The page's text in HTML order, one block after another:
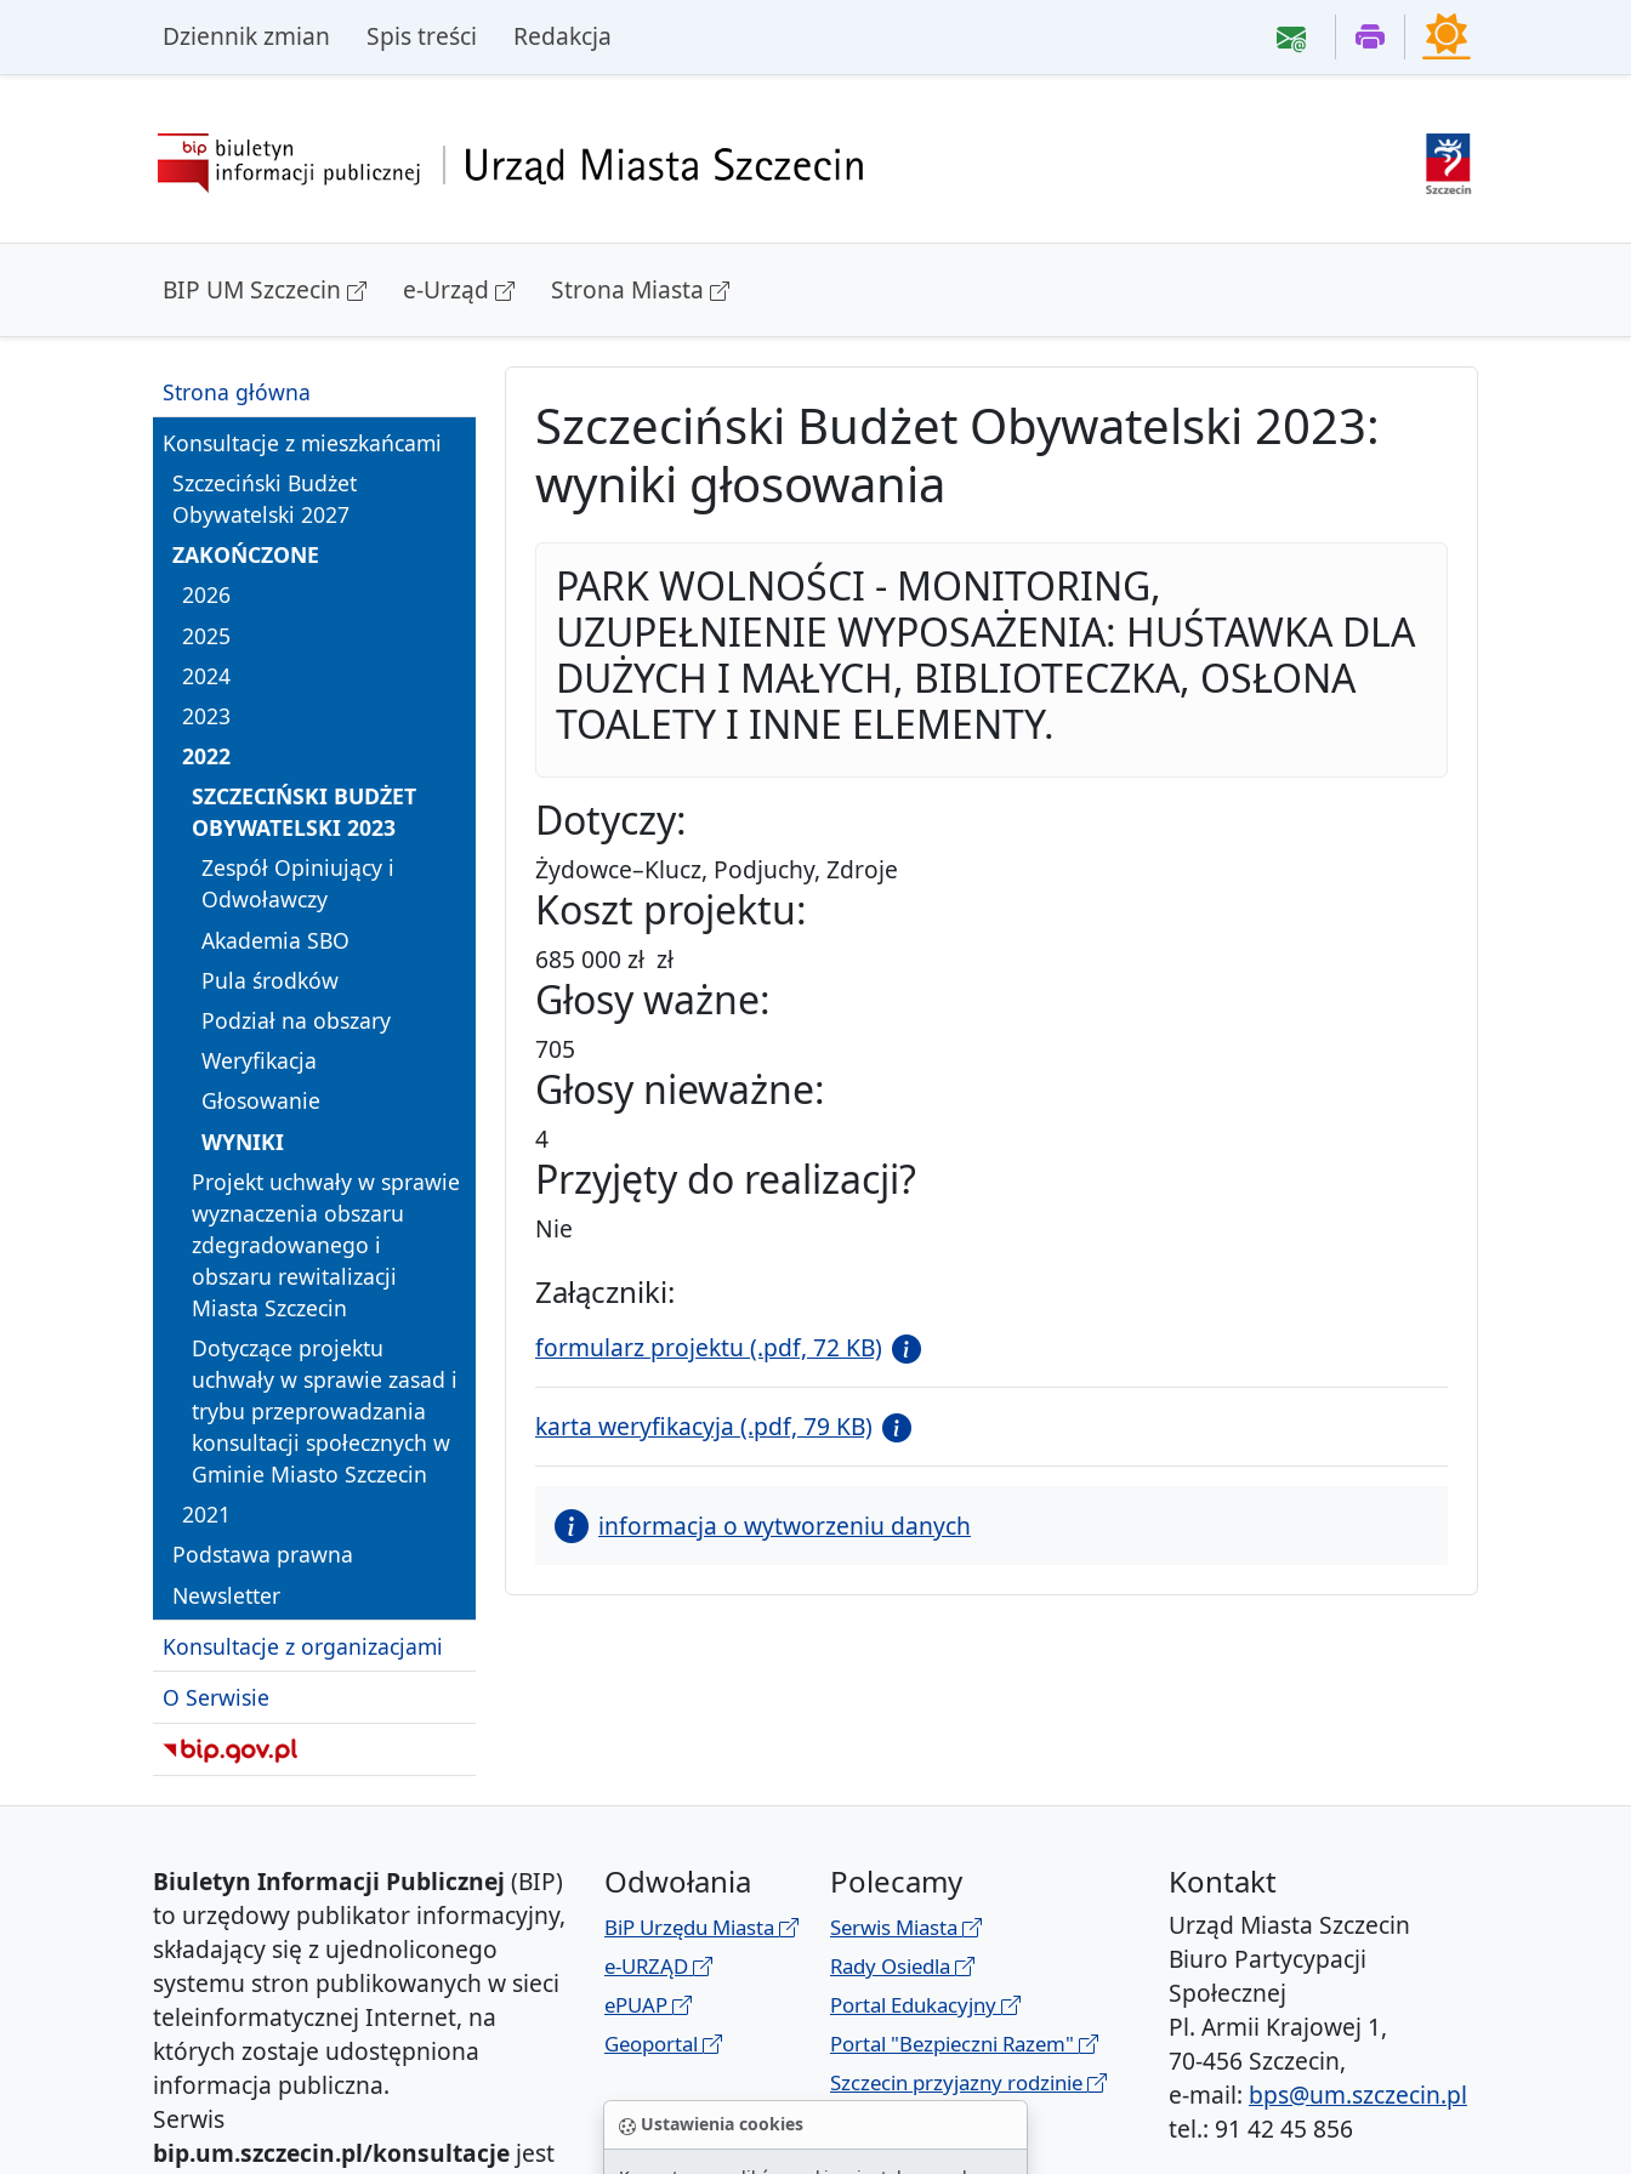
przejdź do głównego menu przejdź do treści
Ustawienia cookies
Dziennik zmian Spis treści Redakcja
BIP UM Szczecin e-Urząd Strona Miasta
Strona główna
Konsultacje z mieszkańcami
Szczeciński Budżet
Obywatelski 2027
ZAKOŃCZONE
2026
2025
2024
2023
2022
SZCZECIŃSKI BUDŻET
OBYWATELSKI 2023
Zespół Opiniujący i
Odwoławczy
Akademia SBO
Pula środków
Podział na obszary
Weryfikacja
Głosowanie
WYNIKI
Projekt uchwały w sprawie
wyznaczenia obszaru
zdegradowanego i
obszaru rewitalizacji
Miasta Szczecin
Dotyczące projektu
uchwały w sprawie zasad i
trybu przeprowadzania
konsultacji społecznych w
Gminie Miasto Szczecin
2021
Podstawa prawna
Newsletter
Konsultacje z organizacjami
O Serwisie
Szczeciński Budżet Obywatelski 2023:
wyniki głosowania
PARK WOLNOŚCI - MONITORING,
UZUPEŁNIENIE WYPOSAŻENIA: HUŚTAWKA DLA
DUŻYCH I MAŁYCH, BIBLIOTECZKA, OSŁONA
TOALETY I INNE ELEMENTY.
Dotyczy:
Żydowce–Klucz, Podjuchy, Zdroje
Koszt projektu:
685 000 zł zł
Głosy ważne:
705
Głosy nieważne:
4
Przyjęty do realizacji?
Nie
Załączniki:
formularz projektu (.pdf, 72 KB)
karta weryfikacyja (.pdf, 79 KB)
informacja o wytworzeniu danych
Biuletyn Informacji Publicznej (BIP)
to urzędowy publikator informacyjny,
składający się z ujednoliconego
systemu stron publikowanych w sieci
teleinformatycznej Internet, na
których zostaje udostępniona
informacja publiczna.
Serwis
bip.um.szczecin.pl/konsultacje jest
Odwołania
BiP Urzędu Miasta
e-URZĄD
ePUAP
Geoportal
Polecamy
Serwis Miasta
Rady Osiedla
Portal Edukacyjny
Portal "Bezpieczni Razem"
Szczecin przyjazny rodzinie
Kontakt
Urząd Miasta Szczecin
Biuro Partycypacji
Społecznej
Pl. Armii Krajowej 1,
70-456 Szczecin,
e-mail: bps@um.szczecin.pl
tel.: 91 42 45 856